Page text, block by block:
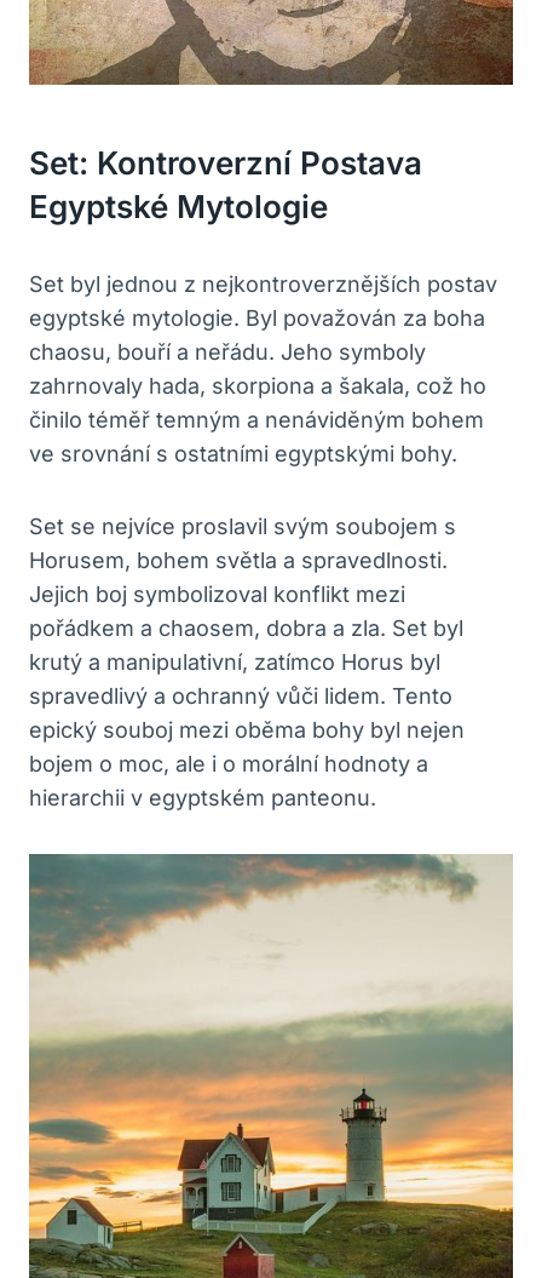
Set: Kontroverzní Postava
Egyptské Mytologie
Set byl jednou z nejkontroverznějších postav
egyptské mytologie. Byl považován za boha
chaosu, bouří a neřádu. Jeho symboly
zahrnovaly hada, skorpiona a šakala, což ho
činilo téměř temným a nenáviděným bohem
ve srovnání s ostatními egyptskými bohy.
Set se nejvíce proslavil svým soubojem s
Horusem, bohem světla a spravedlnosti.
Jejich boj symbolizoval konflikt mezi
pořádkem a chaosem, dobra a zla. Set byl
krutý a manipulativní, zatímco Horus byl
spravedlivý a ochranný vůči lidem. Tento
epický souboj mezi oběma bohy byl nejen
bojem o moc, ale i o morální hodnoty a
hierarchii v egyptském panteonu.